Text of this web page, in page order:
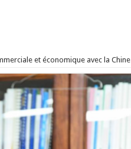
et économique avec la Chine